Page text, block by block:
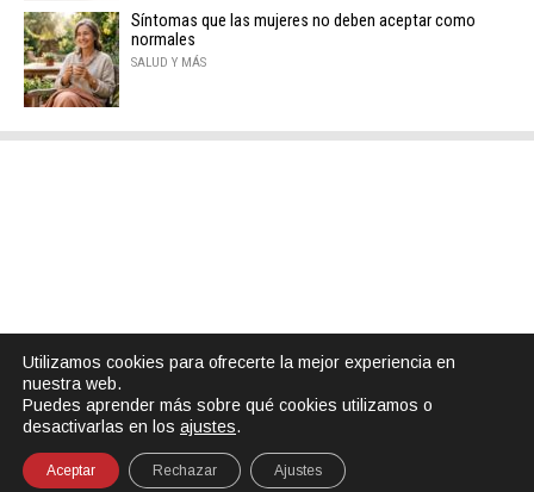
SHARE
Síntomas que las mujeres no deben aceptar como
normales
SALUD Y MÁS
Utilizamos cookies para ofrecerte la mejor experiencia en
nuestra web.
Puedes aprender más sobre qué cookies utilizamos o
desactivarlas en los ajustes.
Aceptar Rechazar Ajustes